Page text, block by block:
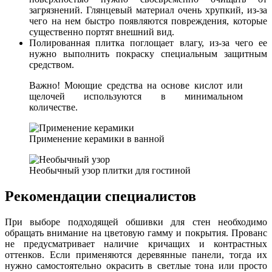
загрязнений. Глянцевый материал очень хрупкий, из-за
чего на нем быстро появляются повреждения, которые
существенно портят внешний вид.
Полированная плитка поглощает влагу, из-за чего ее
нужно выполнить покраску специальным защитным
средством.
Важно! Моющие средства на основе кислот или
щелочей используются в минимальном
количестве.
Применение керамики в ванной
Необычный узор плитки для гостиной
Рекомендации специалистов
При выборе подходящей обшивки для стен необходимо
обращать внимание на цветовую гамму и покрытия. Прованс
не предусматривает наличие кричащих и контрастных
оттенков. Если применяются деревянные панели, тогда их
нужно самостоятельно окрасить в светлые тона или просто